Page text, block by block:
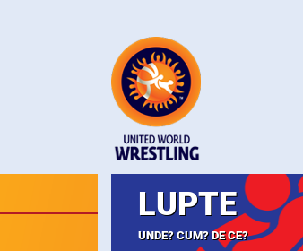
LUPTE
UNDE? CUM? DE CE?